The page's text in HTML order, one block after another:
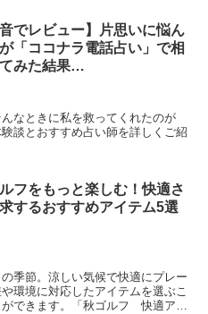
音でレビュー】片思いに悩ん
「ココナラ電話占い」で相
みた結果…
なときに私を救ってくれたのが
談とおすすめ占い師を詳しくご紹
フをもっと楽しむ！快適さ
するおすすめアイテム5選
季節。涼しい気候で快適にプレー
環境に対応したアイテムを選ぶこ
ができます。「秋ゴルフ 快適アイ